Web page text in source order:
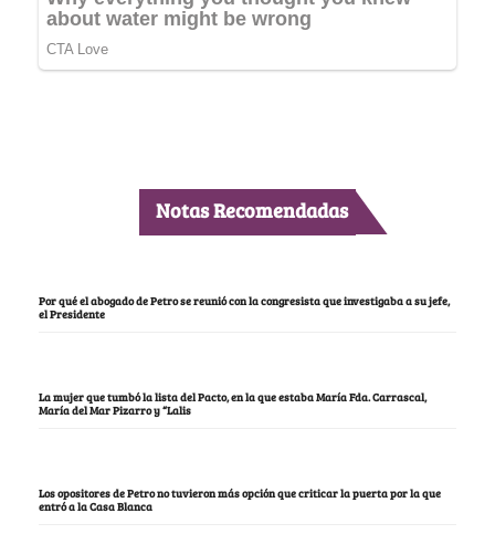
Notas Recomendadas
Por qué el abogado de Petro se reunió con la congresista que investigaba a su jefe,
el Presidente
La mujer que tumbó la lista del Pacto, en la que estaba María Fda. Carrascal,
María del Mar Pizarro y “Lalis
Los opositores de Petro no tuvieron más opción que criticar la puerta por la que
entró a la Casa Blanca